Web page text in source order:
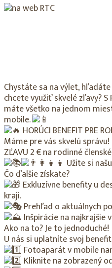
Chystáte sa na výlet,
chcete využiť skvelé zľavy?
máte všetko na jednom
mobile.
HORÚCI BENEFIT PRE
Máme pre vás skvelú
ZĽAVU 2 € na rodinné
Užite si
Čo ďalšie získate?
Exkluzívne benefity u
kraji.
Prehľad o aktuálnych
Inšpirácie na najkrajšie
Ako na to? Je to jednoduché!
U nás si uplatníte svoj
Fotoaparát v mobile
Kliknite na zobrazený